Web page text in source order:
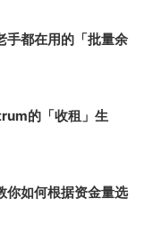
手都在用的「批量余
的「收租」生
你如何根据资金量选